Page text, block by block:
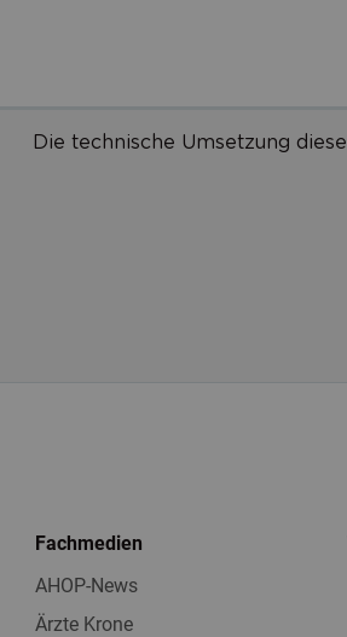
Die technische Umsetzung
Fachmedien
AHOP-News
Ärzte Krone